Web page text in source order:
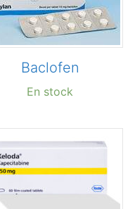
Baclofen
En stock